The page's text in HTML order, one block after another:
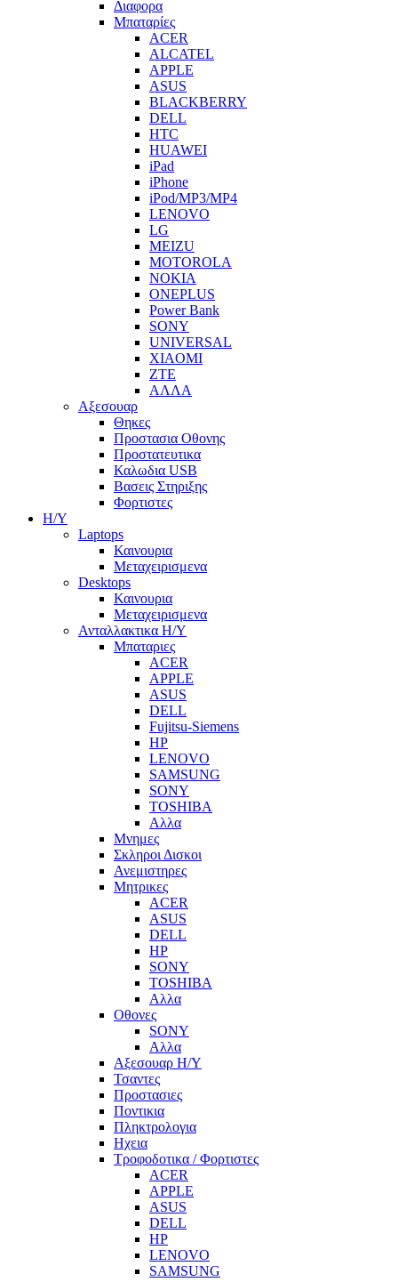
Διαφορα
Μπαταρίες
ACER
ALCATEL
APPLE
ASUS
BLACKBERRY
DELL
HTC
HUAWEI
iPad
iPhone
iPod/MP3/MP4
LENOVO
LG
MEIZU
MOTOROLA
NOKIA
ONEPLUS
Power Bank
SONY
UNIVERSAL
XIAOMI
ZTE
ΑΛΛΑ
Αξεσουαρ
Θηκες
Προστασια Οθονης
Προστατευτικα
Καλωδια USB
Βασεις Στηριξης
Φορτιστες
Η/Υ
Laptops
Καινουρια
Μεταχειρισμενα
Desktops
Καινουρια
Μεταχειρισμενα
Ανταλλακτικα H/Y
Μπαταριες
ACER
APPLE
ASUS
DELL
Fujitsu-Siemens
HP
LENOVO
SAMSUNG
SONY
TOSHIBA
Αλλα
Μνημες
Σκληροι Δισκοι
Ανεμιστηρες
Μητρικες
ACER
ASUS
DELL
HP
SONY
TOSHIBA
Αλλα
Οθονες
SONY
Αλλα
Αξεσουαρ Η/Υ
Τσαντες
Προστασιες
Ποντικια
Πληκτρολογια
Ηχεια
Τροφοδοτικα / Φορτιστες
ACER
APPLE
ASUS
DELL
HP
LENOVO
SAMSUNG